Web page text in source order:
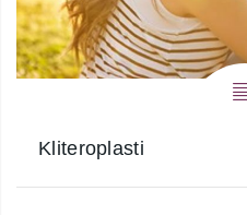
Kliteroplasti